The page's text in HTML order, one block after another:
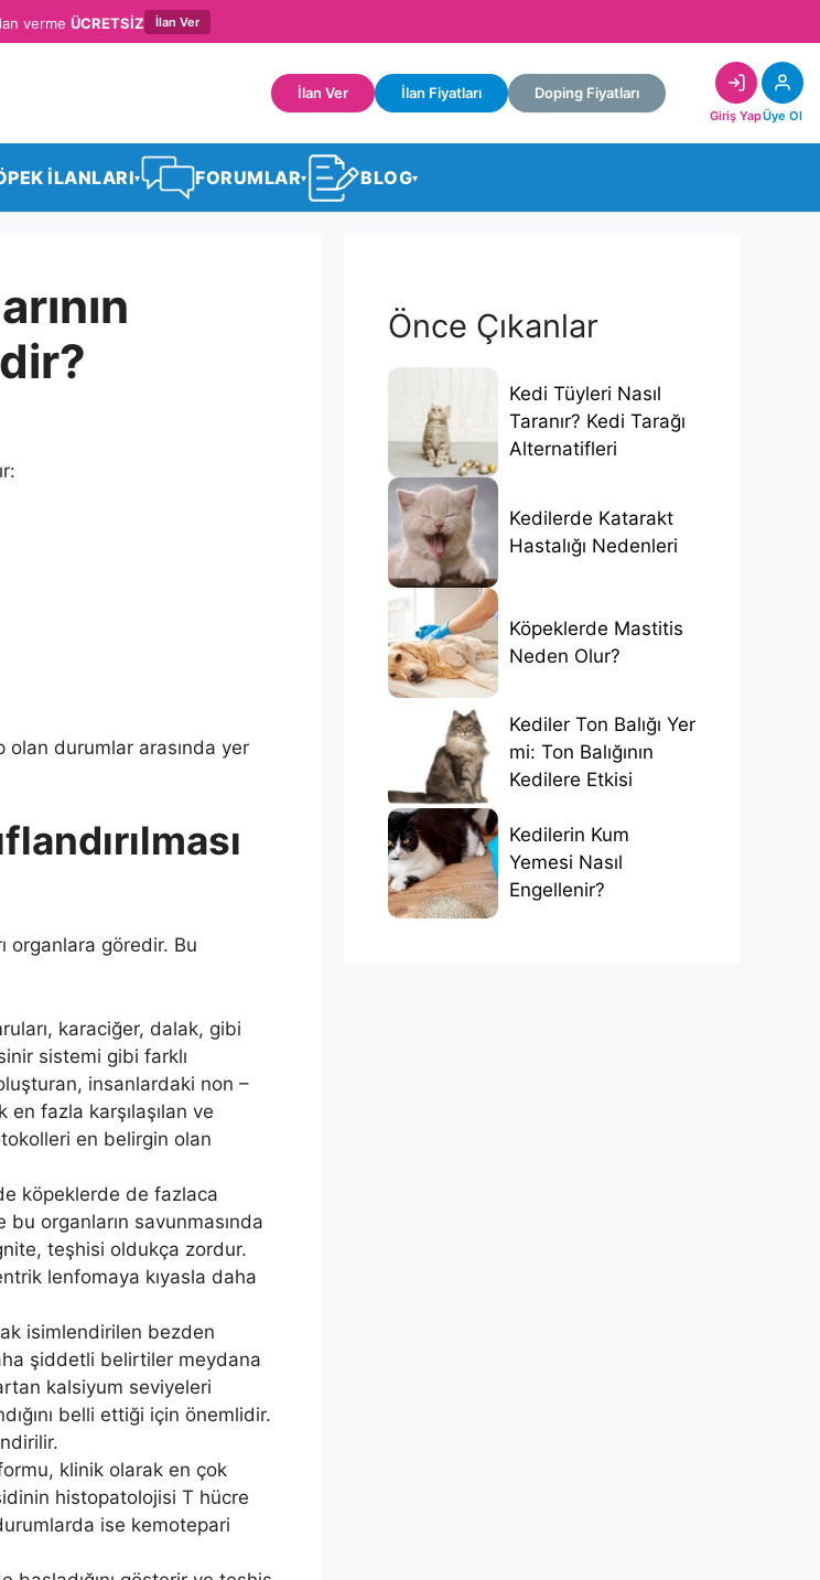
verme ÜCRETSİZ İlan Ver
İlan Ver İlan Fiyatları Doping Fiyatları
Giriş YapÜye Ol
İLANLARI▾ FORUMLAR▾ BLOG▾
olan durumlar arasında yer
organlara göredir. Bu
karaciğer, dalak, gibi
sistemi gibi farklı
insanlardaki non –
fazla karşılaşılan ve
en belirgin olan
köpeklerde de fazlaca
bu organların savunmasında
teşhisi oldukça zordur.
lenfomaya kıyasla daha
isimlendirilen bezden
şiddetli belirtiler meydana
kalsiyum seviyeleri
belli ettiği için önemlidir.
klinik olarak en çok
histopatolojisi T hücre
ise kemotepari
Önce Çıkanlar
Kedi Tüyleri Nasıl
Taranır? Kedi Tarağı
Alternatifleri
Kedilerde Katarakt
Hastalığı Nedenleri
Köpeklerde Mastitis
Neden Olur?
Kediler Ton Balığı Yer
mi: Ton Balığının
Kedilere Etkisi
Kedilerin Kum
Yemesi Nasıl
Engellenir?